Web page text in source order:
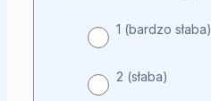
1 (bardzo słaba)
2 (słaba)